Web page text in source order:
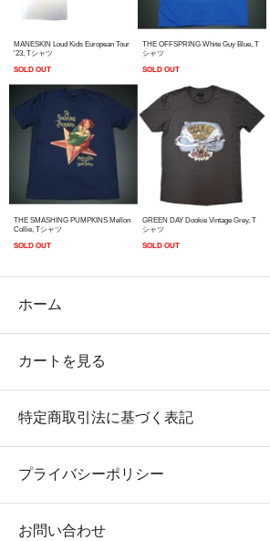
MANESKIN Loud Kids European Tour
'23, Tシャツ
SOLD OUT
THE OFFSPRING White Guy Blue, T
シャツ
SOLD OUT
THE SMASHING PUMPKINS Mellon
Collie, Tシャツ
SOLD OUT
GREEN DAY Dookie Vintage Grey, T
シャツ
SOLD OUT
ホーム
カートを見る
特定商取引法に基づく表記
プライバシーポリシー
お問い合わせ